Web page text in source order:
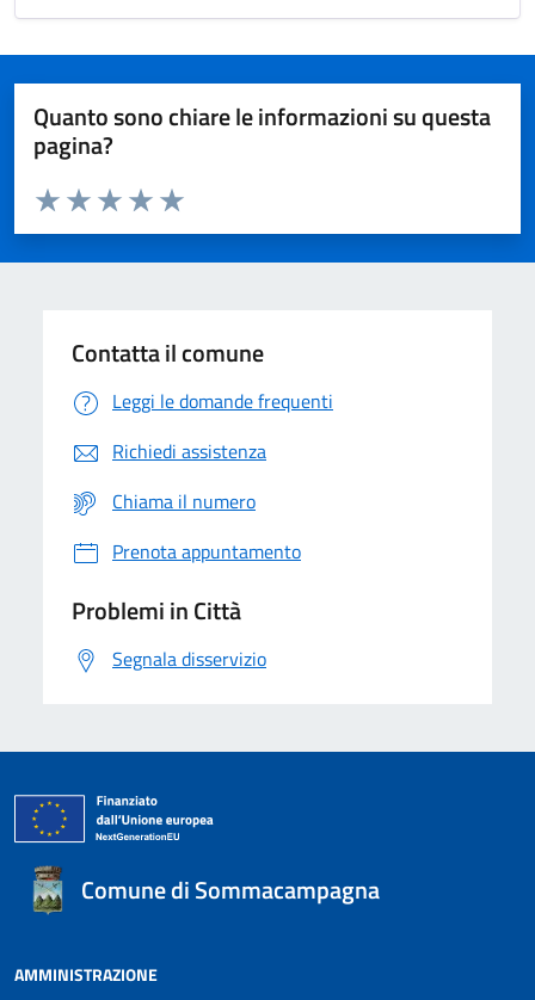
Quanto sono chiare le informazioni su questa
pagina?
Domanda
Valuta da 1 a 5 stelle la pagina
Valuta 5 stelle su 5
Valuta 4 stelle su 5
Valuta 3 stelle su 5
Valuta 2 stelle su 5
Valuta 1 stelle su 5
Contatta il comune
Leggi le domande frequenti
Richiedi assistenza
Chiama il numero
Prenota appuntamento
Problemi in Città
Segnala disservizio
Comune di Sommacampagna
AMMINISTRAZIONE